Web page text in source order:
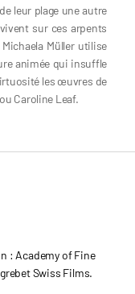
leur plage une autre
sur ces arpents
Michaela Müller utilise
animée qui insuffle
les œuvres de
Caroline Leaf.
: Academy of Fine
Swiss Films.